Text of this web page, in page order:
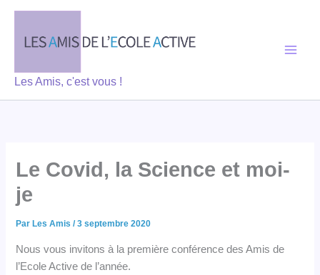
contenu
Les Amis, c'est vous !
Le Covid, la Science et moi-
je
Par Les Amis/3 septembre 2020
Nous vous invitons à la première conférence des Amis de
l’Ecole Active de l’année.